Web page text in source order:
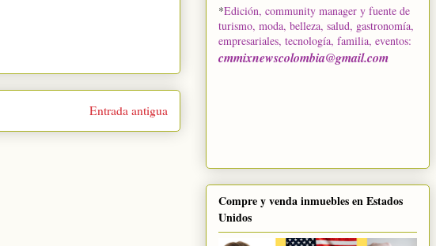
Entrada antigua
*Edición, community manager y fuente de
turismo, moda, belleza, salud, gastronomía,
empresariales, tecnología, familia, eventos:
cmmixnewscolombia@gmail.com
Compre y venda inmuebles en Estados
Unidos